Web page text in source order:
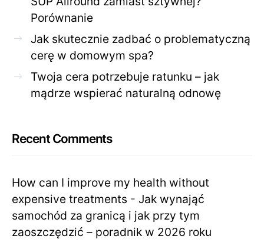
Porównanie
Jak skutecznie zadbać o problematyczną
cerę w domowym spa?
Twoja cera potrzebuje ratunku – jak
mądrze wspierać naturalną odnowę
Recent Comments
How can I improve my health without
expensive treatments - Jak wynająć
samochód za granicą i jak przy tym
zaoszczędzić – poradnik w 2026 roku